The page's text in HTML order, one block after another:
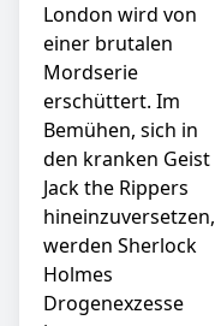
London wird von
einer brutalen
Mordserie
erschüttert. Im
Bemühen, sich in
den kranken Geist
Jack the Rippers
hineinzuversetzen,
werden Sherlock
Holmes
Drogenexzesse